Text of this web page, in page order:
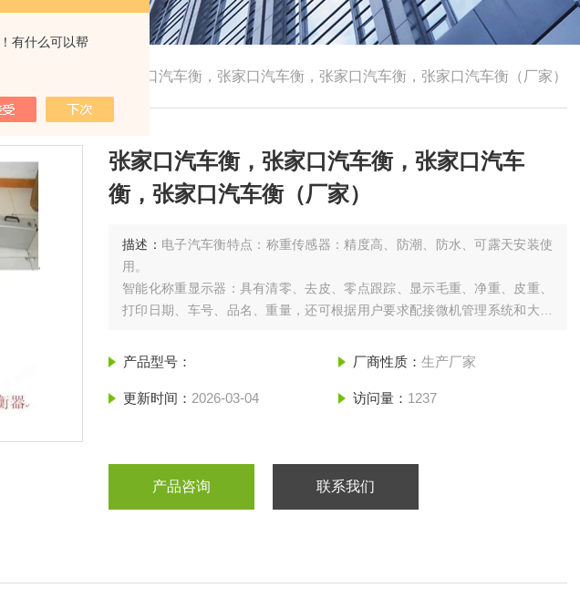
有什么可以帮
张家口汽车衡，张家口汽车衡，张家口汽车衡，张家口汽车衡（厂家）
张家口汽车衡，张家口汽车衡，张家口汽车
衡，张家口汽车衡（厂家）
描述： 电子汽车衡特点：称重传感器：精度高、防潮、防水、可露天安装使
用。
智能化称重显示器：具有清零、去皮、零点跟踪、显示毛重、净重、皮重、
打印日期、车号、品名、重量，还可根据用户要求配接微机管理系统和大屏
产品型号： 厂商性质： 生产厂家
更新时间： 2026-03-04 访问量： 1237
产品咨询 联系我们